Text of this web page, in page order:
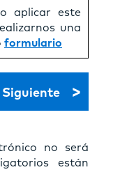
aplicar este
una
formulario
Siguiente >
no será
están